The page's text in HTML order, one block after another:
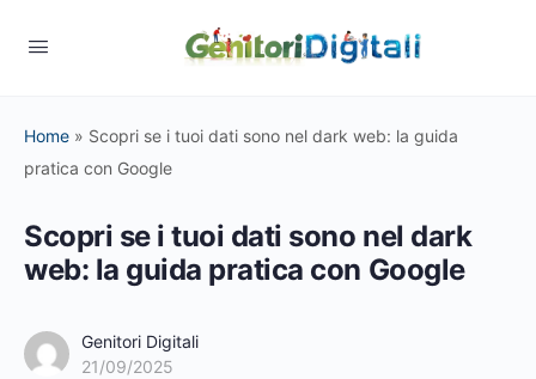
Home » Scopri se i tuoi dati sono nel dark web: la guida
pratica con Google
Scopri se i tuoi dati sono nel dark
web: la guida pratica con Google
Genitori Digitali
21/09/2025